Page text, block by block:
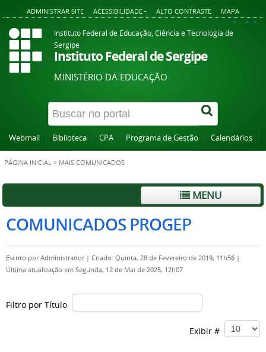
ADMINISTRAR SITE ACESSIBILIDADE - ALTO CONTRASTE MAPA
A+ A A-
Instituto Federal de Educação, Ciência e Tecnologia de
Sergipe
Instituto Federal de Sergipe
MINISTÉRIO DA EDUCAÇÃO
Webmail Biblioteca CPA Programa de Gestão Calendários
PÁGINA INICIAL > MAIS COMUNICADOS
MENU
COMUNICADOS PROGEP
Escrito porAdministrador | Criado: Quinta, 28 de Fevereiro de 2019, 11h56 |
Última atualização em Segunda, 12 de Mai de 2025, 12h07
Filtro por Título
Exibir #